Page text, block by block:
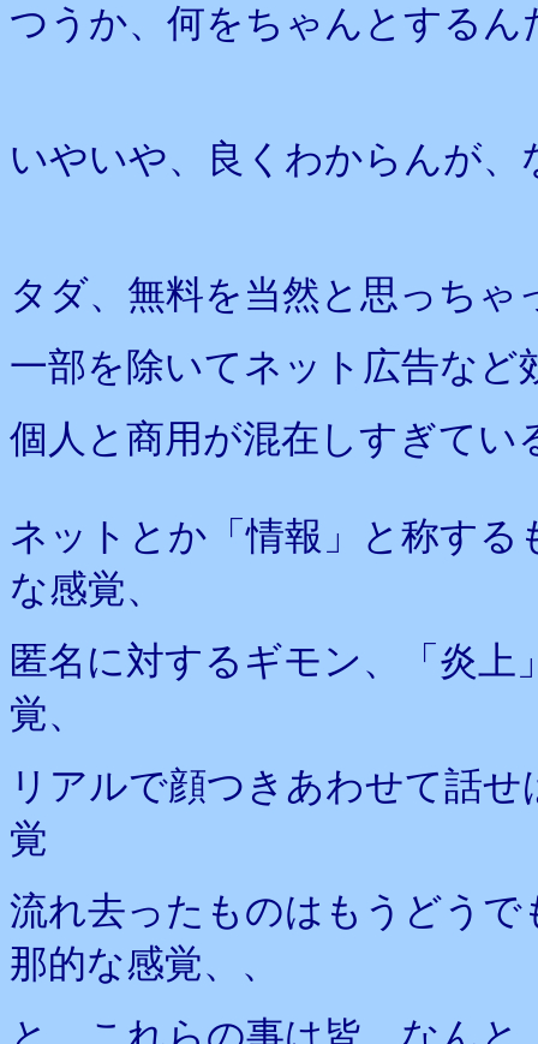
つうか、何をちゃんとする
いやいや、良くわからんが、
タダ、無料を当然と思っちゃ
一部を除いてネット広告な
個人と商用が混在しすぎてい
ネットとか「情報」と称す
な感覚、
匿名に対するギモン、「炎
覚、
リアルで顔つきあわせて話
覚
流れ去ったものはもうどう
那的な感覚、、